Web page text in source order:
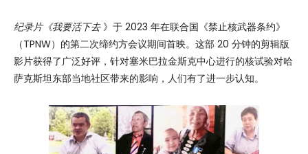
纪录片《我要活下去 》于 2023 年在联合国《禁止核武器条约》
（TPNW）的第二次缔约方会议期间首映。这部 20 分钟的剪辑版
影片获得了广泛好评，针对塞米巴拉金斯克中心进行的核试验对哈
萨克斯坦东部当地社区带来的影响，人们有了进一步认知。